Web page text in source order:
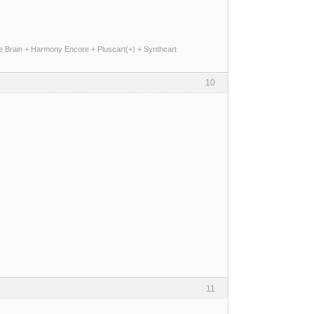
Brain + Harmony Encore + Pluscart(+) + Synthcart
10
11